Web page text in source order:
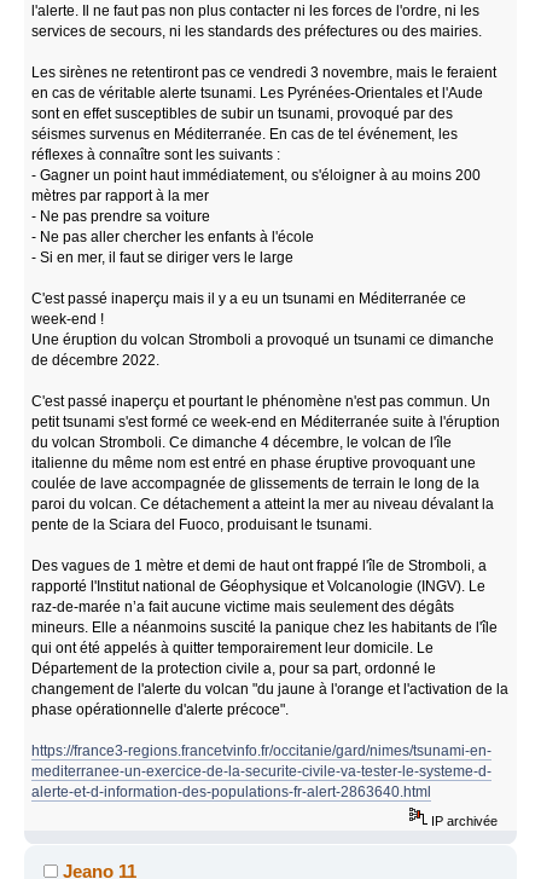
l'alerte. Il ne faut pas non plus contacter ni les forces de l'ordre, ni les
services de secours, ni les standards des préfectures ou des mairies.
Les sirènes ne retentiront pas ce vendredi 3 novembre, mais le feraient
en cas de véritable alerte tsunami. Les Pyrénées-Orientales et l'Aude
sont en effet susceptibles de subir un tsunami, provoqué par des
séismes survenus en Méditerranée. En cas de tel événement, les
réflexes à connaître sont les suivants :
- Gagner un point haut immédiatement, ou s'éloigner à au moins 200
mètres par rapport à la mer
- Ne pas prendre sa voiture
- Ne pas aller chercher les enfants à l'école
- Si en mer, il faut se diriger vers le large
C'est passé inaperçu mais il y a eu un tsunami en Méditerranée ce
week-end !
Une éruption du volcan Stromboli a provoqué un tsunami ce dimanche
de décembre 2022.
C'est passé inaperçu et pourtant le phénomène n'est pas commun. Un
petit tsunami s'est formé ce week-end en Méditerranée suite à l'éruption
du volcan Stromboli. Ce dimanche 4 décembre, le volcan de l'île
italienne du même nom est entré en phase éruptive provoquant une
coulée de lave accompagnée de glissements de terrain le long de la
paroi du volcan. Ce détachement a atteint la mer au niveau dévalant la
pente de la Sciara del Fuoco, produisant le tsunami.
Des vagues de 1 mètre et demi de haut ont frappé l'île de Stromboli, a
rapporté l'Institut national de Géophysique et Volcanologie (INGV). Le
raz-de-marée n’a fait aucune victime mais seulement des dégâts
mineurs. Elle a néanmoins suscité la panique chez les habitants de l'île
qui ont été appelés à quitter temporairement leur domicile. Le
Département de la protection civile a, pour sa part, ordonné le
changement de l'alerte du volcan "du jaune à l'orange et l'activation de la
phase opérationnelle d'alerte précoce".
https://france3-regions.francetvinfo.fr/occitanie/gard/nimes/tsunami-en-
mediterranee-un-exercice-de-la-securite-civile-va-tester-le-systeme-d-
alerte-et-d-information-des-populations-fr-alert-2863640.html
IP archivée
Jeano 11